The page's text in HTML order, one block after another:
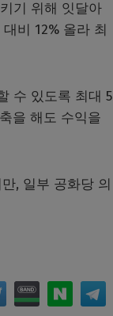
기 위해 잇달아
비 12% 올라 최
수 있도록 최대 5
을 해도 수익을
, 일부 공화당 의